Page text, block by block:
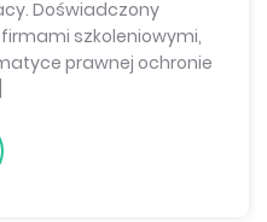
Doświadczony
szkoleniowymi,
prawnej ochronie